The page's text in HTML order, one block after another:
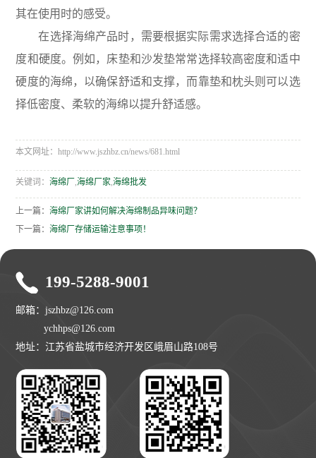
其在使用时的感受。
在选择海绵产品时，需要根据实际需求选择合适的密
度和硬度。例如，床垫和沙发垫常常选择较高密度和适中
硬度的海绵，以确保舒适和支撑，而靠垫和枕头则可以选
择低密度、柔软的海绵以提升舒适感。
本文网址：http://www.jszhbz.cn/news/681.html
关键词：海绵厂 ,海绵厂家,海绵批发
上一篇：海绵厂家讲如何解决海绵制品异味问题？
下一篇：海绵厂存储运输注意事项！
199-5288-9001
邮箱：jszhbz@126.com
ychhps@126.com
地址：江苏省盐城市经济开发区峨眉山路108号